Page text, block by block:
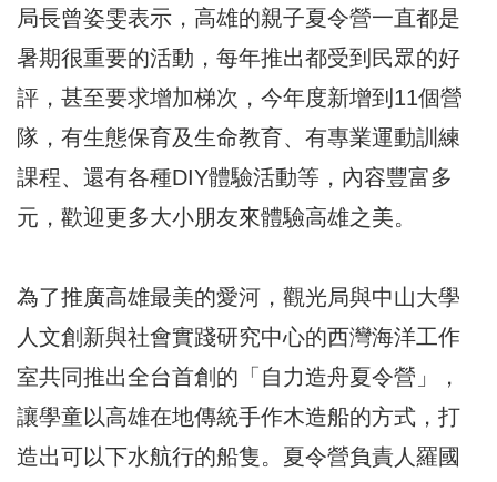
局長曾姿雯表示，高雄的親子夏令營一直都是
暑期很重要的活動，每年推出都受到民眾的好
評，甚至要求增加梯次，今年度新增到11個營
隊，有生態保育及生命教育、有專業運動訓練
課程、還有各種DIY體驗活動等，內容豐富多
元，歡迎更多大小朋友來體驗高雄之美。
為了推廣高雄最美的愛河，觀光局與中山大學
人文創新與社會實踐研究中心的西灣海洋工作
室共同推出全台首創的「自力造舟夏令營」，
讓學童以高雄在地傳統手作木造船的方式，打
造出可以下水航行的船隻。夏令營負責人羅國